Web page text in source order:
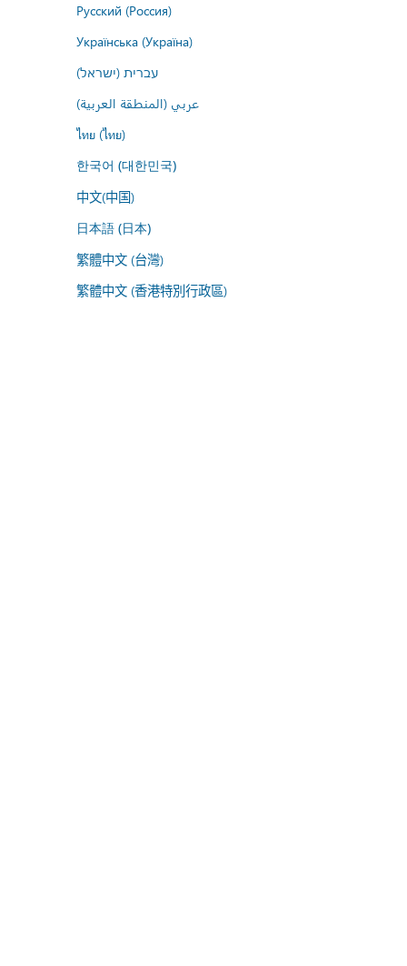
Русский (Россия)
Українська (Україна)
עברית (ישראל)
عربي (المنطقة العربية)
ไทย (ไทย)
한국어 (대한민국)
中文(中国)
日本語 (日本)
繁體中文 (台灣)
繁體中文 (香港特別行政區)